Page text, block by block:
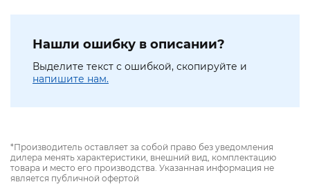
Нашли ошибку в описании?
Выделите текст с ошибкой, скопируйте и
напишите нам.
*Производитель оставляет за собой право без уведомления
дилера менять характеристики, внешний вид, комплектацию
товара и место его производства. Указанная информация не
является публичной офертой